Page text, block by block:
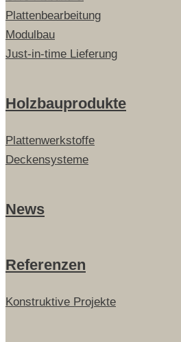
Plattenbearbeitung
Modulbau
Just-in-time Lieferung
Holzbauprodukte
Plattenwerkstoffe
Deckensysteme
News
Referenzen
Konstruktive Projekte